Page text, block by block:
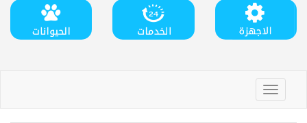
Toggle
navigation